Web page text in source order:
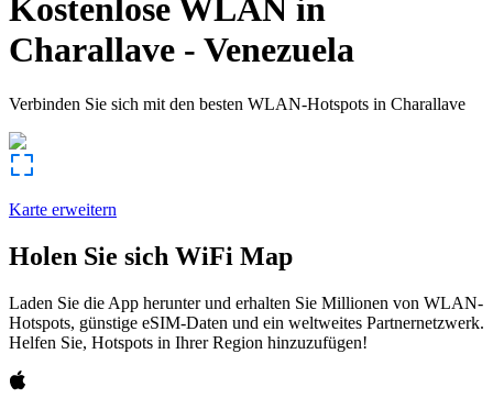
Kostenlose WLAN in
Charallave - Venezuela
Verbinden Sie sich mit den besten WLAN-Hotspots in Charallave
Karte erweitern
Holen Sie sich WiFi Map
Laden Sie die App herunter und erhalten Sie Millionen von WLAN-
Hotspots, günstige eSIM-Daten und ein weltweites Partnernetzwerk.
Helfen Sie, Hotspots in Ihrer Region hinzuzufügen!